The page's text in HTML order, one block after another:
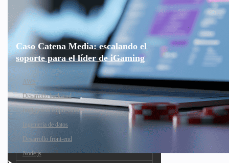
Caso Catena Media: escalando el
soporte para el líder de iGaming
AWS
Desarrollo back-end
Inteligencia empresarial
Ingeniería de datos
Desarrollo front-end
Node.js